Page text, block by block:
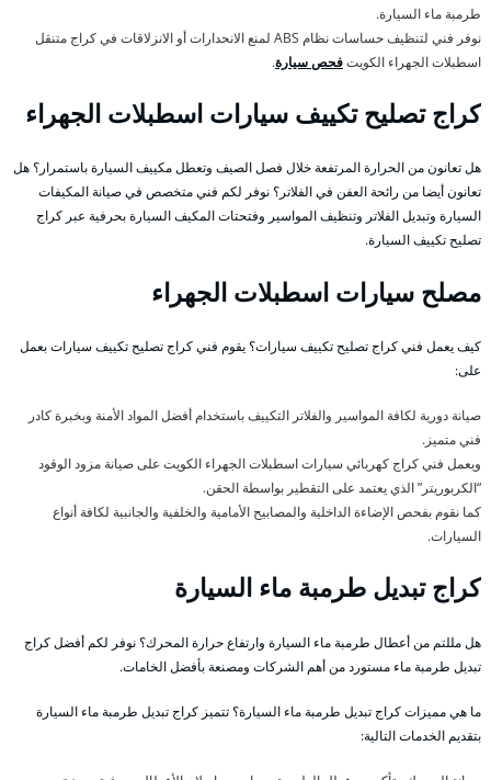
طرمبة ماء السيارة.
نوفر فني لتنظيف حساسات نظام ABS لمنع الانحدارات أو الانزلاقات في كراج متنقل
اسطبلات الجهراء الكويتفحص سيارة.
كراج تصليح تكييف سيارات اسطبلات الجهراء
هل تعانون من الحرارة المرتفعة خلال فصل الصيف وتعطل مكييف السيارة باستمرار؟ هل
تعانون أيضا من رائحة العفن في الفلاتر؟ نوفر لكم فني متخصص في صيانة المكيفات
السيارة وتبديل الفلاتر وتنظيف المواسير وفتحتات المكيف السيارة بحرفية عبر كراج
تصليح تكييف السيارة.
مصلح سيارات اسطبلات الجهراء
كيف يعمل فني كراج تصليح تكييف سيارات؟ يقوم فني كراج تصليح تكييف سيارات بعمل
على:
صيانة دورية لكافة المواسير والفلاتر التكييف باستخدام أفضل المواد الأمنة وبخبرة كادر
فني متميز.
ويعمل فني كراج كهربائي سيارات اسطبلات الجهراء الكويت على صيانة مزود الوقود
“الكربوريتر” الذي يعتمد على التقطير بواسطة الحقن.
كما نقوم بفحص الإضاءة الداخلية والمصابيح الأمامية والخلفية والجانبية لكافة أنواع
السيارات.
كراج تبديل طرمبة ماء السيارة
هل مللتم من أعطال طرمبة ماء السيارة وارتفاع حرارة المحرك؟ نوفر لكم أفضل كراج
تبديل طرمبة ماء مستورد من أهم الشركات ومصنعة بأفضل الخامات.
ما هي مميزات كراج تبديل طرمبة ماء السيارة؟ تتميز كراج تبديل طرمبة ماء السيارة
بتقديم الخدمات التالية: